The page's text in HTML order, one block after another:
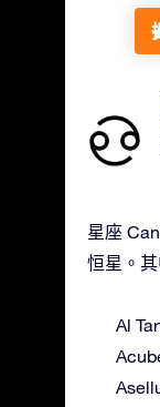
星座
恒星。
Al